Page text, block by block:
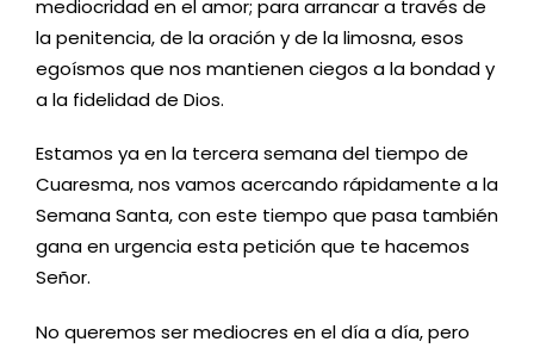
mediocridad en el amor; para arrancar a través de
la penitencia, de la oración y de la limosna, esos
egoísmos que nos mantienen ciegos a la bondad y
a la fidelidad de Dios.
Estamos ya en la tercera semana del tiempo de
Cuaresma, nos vamos acercando rápidamente a la
Semana Santa, con este tiempo que pasa también
gana en urgencia esta petición que te hacemos
Señor.
No queremos ser mediocres en el día a día, pero